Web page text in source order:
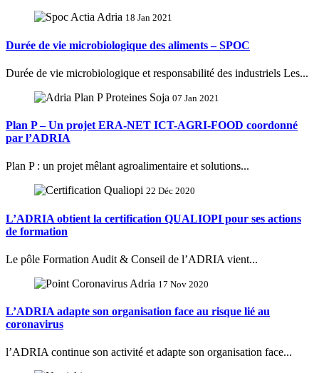
18 Jan 2021
Durée de vie microbiologique des aliments – SPOC
Durée de vie microbiologique et responsabilité des industriels Les...
07 Jan 2021
Plan P – Un projet ERA-NET ICT-AGRI-FOOD coordonné
par l’ADRIA
Plan P : un projet mêlant agroalimentaire et solutions...
22 Déc 2020
L’ADRIA obtient la certification QUALIOPI pour ses actions
de formation
Le pôle Formation Audit & Conseil de l’ADRIA vient...
17 Nov 2020
L’ADRIA adapte son organisation face au risque lié au
coronavirus
l’ADRIA continue son activité et adapte son organisation face...